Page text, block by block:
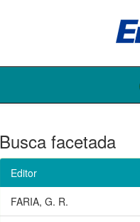
Busca facetada
Editor
FARIA, G. R.